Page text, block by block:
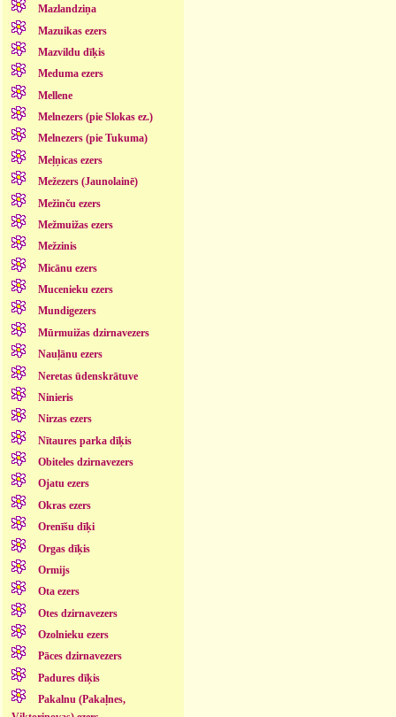
Mazlandziņa
Mazuikas ezers
Mazvildu dīķis
Meduma ezers
Mellene
Melnezers (pie Slokas ez.)
Melnezers (pie Tukuma)
Meļņicas ezers
Mežezers (Jaunolainē)
Mežinču ezers
Mežmuižas ezers
Mežzinis
Micānu ezers
Mucenieku ezers
Mundigezers
Mūrmuižas dzirnavezers
Nauļānu ezers
Neretas ūdenskrātuve
Ninieris
Nirzas ezers
Nītaures parka dīķis
Obiteles dzirnavezers
Ojatu ezers
Okras ezers
Orenīšu dīķi
Orgas dīķis
Ormijs
Ota ezers
Otes dzirnavezers
Ozolnieku ezers
Pāces dzirnavezers
Padures dīķis
Pakalnu (Pakaļnes,